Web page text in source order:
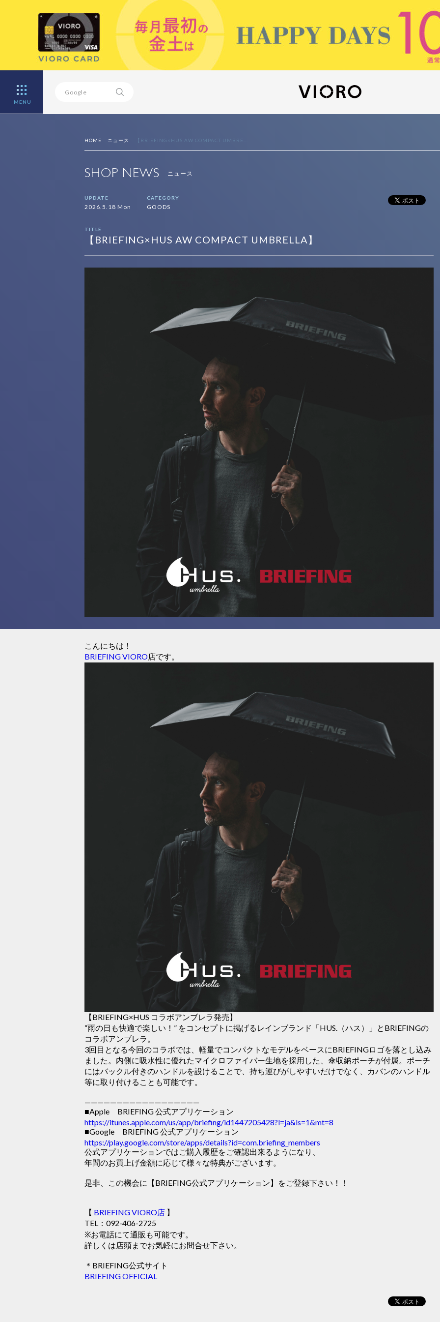
MENU
HOME ニュース 【BRIEFING×HUS AW COMPACT UMBRE...
SHOP NEWS ニュース
UPDATE
2026.5.18 Mon
CATEGORY
GOODS
TITLE
【BRIEFING×HUS AW COMPACT UMBRELLA】
こんにちは！
BRIEFING VIORO店です。
【BRIEFING×HUS コラボアンブレラ発売】
“雨の日も快適で楽しい！” をコンセプトに掲げるレインブランド「HUS.（ハス）」とBRIEFINGの
コラボアンブレラ。
3回目となる今回のコラボでは、軽量でコンパクトなモデルをベースにBRIEFINGロゴを落とし込み
ました。内側に吸水性に優れたマイクロファイバー生地を採用した、傘収納ポーチが付属。ポーチ
にはバックル付きのハンドルを設けることで、持ち運びがしやすいだけでなく、カバンのハンドル
等に取り付けることも可能です。
——————————————————
■Apple BRIEFING 公式アプリケーション
https://itunes.apple.com/us/app/briefing/id1447205428?l=ja&ls=1&mt=8
■Google BRIEFING 公式アプリケーション
https://play.google.com/store/apps/details?id=com.briefing_members
公式アプリケーションではご購入履歴をご確認出来るようになり、
年間のお買上げ金額に応じて様々な特典がございます。
是非、この機会に【BRIEFING公式アプリケーション】をご登録下さい！！
【 BRIEFING VIORO店 】
TEL：092-406-2725
※お電話にて通販も可能です。
詳しくは店頭までお気軽にお問合せ下さい。
＊BRIEFING公式サイト
BRIEFING OFFICIAL